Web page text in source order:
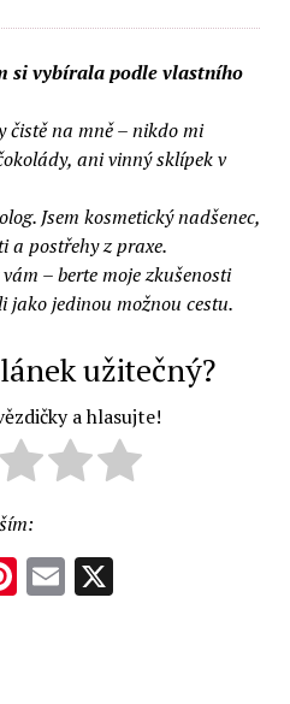
si vybírala podle vlastního
čistě na mně – nikdo mi
ani vinný sklípek v
Jsem kosmetický nadšenec,
a postřehy z praxe.
– berte moje zkušenosti
jedinou možnou cestu.
užitečný?
a hlasujte!
Pinterest
Email
X